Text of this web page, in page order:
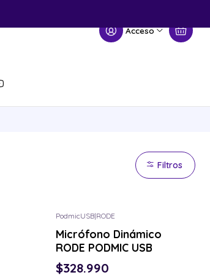
Acceso
Filtros
PodmicUSB|RODE
Micrófono Dinámico
RODE PODMIC USB
$328.990